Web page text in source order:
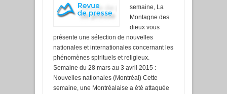
semaine, La
Montagne des
dieux vous
présente une sélection de nouvelles
nationales et internationales concernant les
phénomènes spirituels et religieux.
Semaine du 28 mars au 3 avril 2015 :
Nouvelles nationales (Montréal) Cette
semaine, une Montréalaise a été attaquée